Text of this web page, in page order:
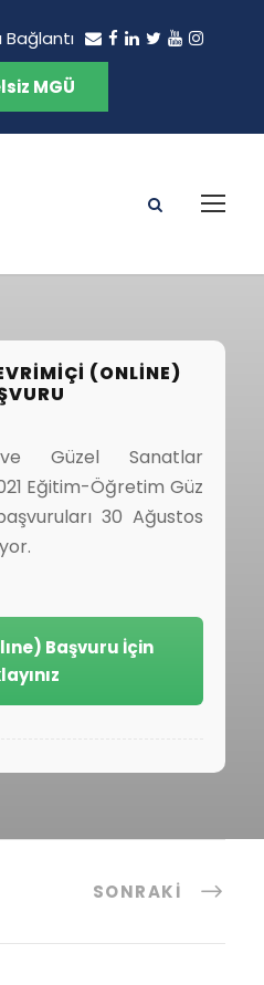
Bağlantı
MGÜ
(ONLINE)
Güzel Sanatlar
Eğitim-Öğretim Güz
30 Ağustos
Başvuru İçin
SONRAKI